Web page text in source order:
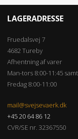
LAGERADRESSE
Fruedalsvej 7
4682 Tureby
Afhentning af varer
Man-tors 8:00-11:45
Fredag 8:00-11:00
mail@svejsevaerk.dk
+45 20 64 86 12
CVR/SE nr. 32367550